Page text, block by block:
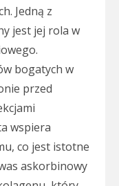
Jedną z
jest jej rola w
bogatych w
przed
wspiera
co jest istotne
askorbinowy